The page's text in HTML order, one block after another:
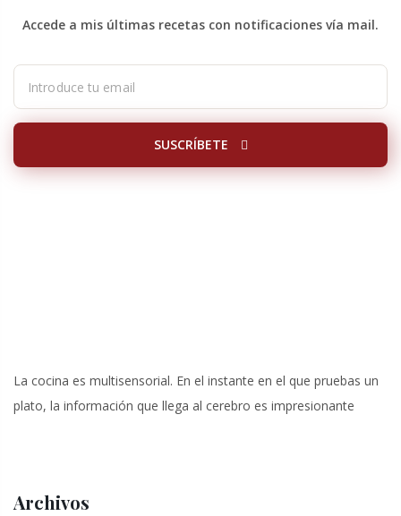
Accede a mis últimas recetas con notificaciones vía mail.
SUSCRÍBETE
La cocina es multisensorial. En el instante en el que pruebas un
plato, la información que llega al cerebro es impresionante
Archivos